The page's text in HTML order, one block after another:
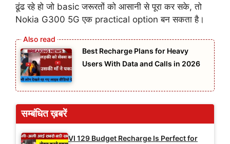
ढूंढ रहे हो जो basic जरूरतों को आसानी से पूरा कर सके, तो
Nokia G300 5G एक practical option बन सकता है।
Best Recharge Plans for Heavy
Users With Data and Calls in 2026
सम्बंधित ख़बरें
VI 129 Budget Recharge Is Perfect for